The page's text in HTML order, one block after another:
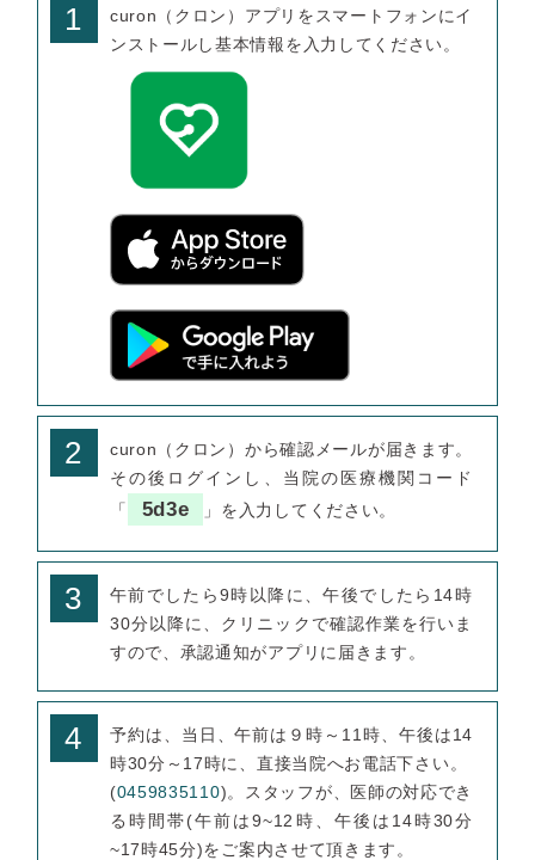
1
curon（クロン）アプリをスマートフォンにイ
ンストールし基本情報を入力してください。
2
curon（クロン）から確認メールが届きます。
その後ログインし、当院の医療機関コード
「
5d3e 」を入力してください。
3
午前でしたら9時以降に、午後でしたら14時
30分以降に、クリニックで確認作業を行いま
すので、承認通知がアプリに届きます。
4
予約は、当日、午前は９時～11時、午後は14
時30分～17時に、直接当院へお電話下さい。
(0459835110)。スタッフが、医師の対応でき
る時間帯(午前は9~12時、午後は14時30分
~17時45分)をご案内させて頂きます。